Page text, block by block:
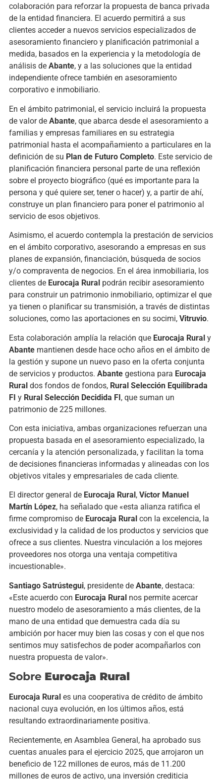
colaboración para reforzar la propuesta de banca privada
de la entidad financiera. El acuerdo permitirá a sus
clientes acceder a nuevos servicios especializados de
asesoramiento financiero y planificación patrimonial a
medida, basados en la experiencia y la metodología de
análisis de Abante, y a las soluciones que la entidad
independiente ofrece también en asesoramiento
corporativo e inmobiliario.
En el ámbito patrimonial, el servicio incluirá la propuesta
de valor de Abante, que abarca desde el asesoramiento a
familias y empresas familiares en su estrategia
patrimonial hasta el acompañamiento a particulares en la
definición de su Plan de Futuro Completo. Este servicio de
planificación financiera personal parte de una reflexión
sobre el proyecto biográfico (qué es importante para la
persona y qué quiere ser, tener o hacer) y, a partir de ahí,
construye un plan financiero para poner el patrimonio al
servicio de esos objetivos.
Asimismo, el acuerdo contempla la prestación de servicios
en el ámbito corporativo, asesorando a empresas en sus
planes de expansión, financiación, búsqueda de socios
y/o compraventa de negocios. En el área inmobiliaria, los
clientes de Eurocaja Rural podrán recibir asesoramiento
para construir un patrimonio inmobiliario, optimizar el que
ya tienen o planificar su transmisión, a través de distintas
soluciones, como las aportaciones en su socimi, Vitruvio.
Esta colaboración amplía la relación que Eurocaja Ruraly
Abantemantienen desde hace ocho años en el ámbito de
la gestión y supone un nuevo paso en la oferta conjunta
de servicios y productos. Abantegestiona para Eurocaja
Ruraldos fondos de fondos, Rural Selección Equilibrada
FI y Rural Selección Decidida FI, que suman un
patrimonio de 225 millones.
Con esta iniciativa, ambas organizaciones refuerzan una
propuesta basada en el asesoramiento especializado, la
cercanía y la atención personalizada, y facilitan la toma
de decisiones financieras informadas y alineadas con los
objetivos vitales y empresariales de cada cliente.
El director general de Eurocaja Rural , Víctor Manuel
Martín López, ha señalado que «esta alianza ratifica el
firme compromiso de Eurocaja Rural con la excelencia, la
exclusividad y la calidad de los productos y servicios que
ofrece a sus clientes. Nuestra vinculación a los mejores
proveedores nos otorga una ventaja competitiva
incuestionable».
Santiago Satrústegui, presidente de Abante, destaca:
«Este acuerdo con Eurocaja Ruralnos permite acercar
nuestro modelo de asesoramiento a más clientes, de la
mano de una entidad que demuestra cada día su
ambición por hacer muy bien las cosas y con el que nos
sentimos muy satisfechos de poder acompañarlos con
nuestra propuesta de valor».
Sobre Eurocaja Rural
Eurocaja Rural es una cooperativa de crédito de ámbito
nacional cuya evolución, en los últimos años, está
resultando extraordinariamente positiva.
Recientemente, en Asamblea General, ha aprobado sus
cuentas anuales para el ejercicio 2025, que arrojaron un
beneficio de 122 millones de euros, más de 11.200
millones de euros de activo, una inversión crediticia